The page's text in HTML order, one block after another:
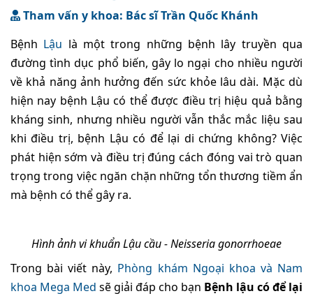
Tham vấn y khoa: Bác sĩ Trần Quốc Khánh
Bệnh Lậu là một trong những bệnh lây truyền qua
đường tình dục phổ biến, gây lo ngại cho nhiều người
về khả năng ảnh hưởng đến sức khỏe lâu dài. Mặc dù
hiện nay bệnh Lậu có thể được điều trị hiệu quả bằng
kháng sinh, nhưng nhiều người vẫn thắc mắc liệu sau
khi điều trị, bệnh Lậu có để lại di chứng không? Việc
phát hiện sớm và điều trị đúng cách đóng vai trò quan
trọng trong việc ngăn chặn những tổn thương tiềm ẩn
mà bệnh có thể gây ra.
Hình ảnh vi khuẩn Lậu cầu - Neisseria gonorrhoeae
Trong bài viết này, Phòng khám Ngoại khoa và Nam
khoa Mega Med sẽ giải đáp cho bạn Bệnh lậu có để lại